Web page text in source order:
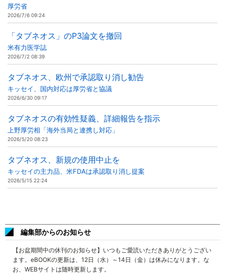
厚労省
2026/7/6 09:24
「タブネオス」のP3論文を撤回
米有力医学誌
2026/7/2 08:39
タブネオス、欧州で承認取り消し勧告
キッセイ、国内対応は厚労省と協議
2026/6/30 09:17
タブネオスの有効性疑義、詳細報告を指示
上野厚労相「海外当局と連携し対応」
2026/5/20 08:23
タブネオス、新規の使用中止を
キッセイの主力品、米FDAは承認取り消し提案
2026/5/15 22:24
編集部からのお知らせ
【お盆期間中の休刊のお知らせ】いつもご愛読いただきありがとうござい
ます。eBOOKの更新は、12日（水）～14日（金）は休みになります。な
お、WEBサイトは随時更新します。